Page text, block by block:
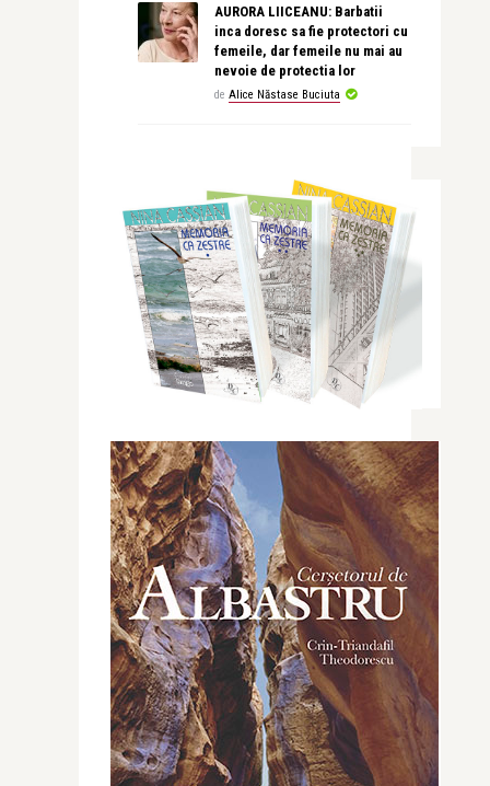
AURORA LIICEANU: Barbatii
inca doresc sa fie protectori cu
femeile, dar femeile nu mai au
nevoie de protectia lor
de Alice Năstase Buciuta